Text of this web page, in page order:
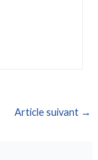
Article suivant →